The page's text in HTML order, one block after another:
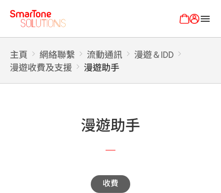
menu
主頁 網絡聯繫 流動通訊
漫遊 & IDD
漫遊收費及支援
漫遊助手
漫遊助手
收費